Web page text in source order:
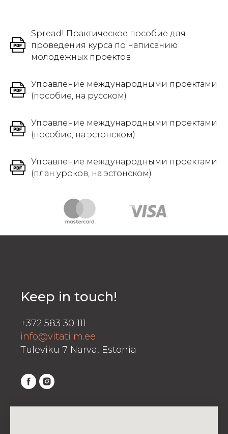
Spread! Практическое пособие для
проведения курса по написанию
молодежных проектов
Управление международными проектами
(пособие, на русском)
Управление международными проектами
(пособие, на эстонском)
Управление международными проектами
(план уроков, на эстонском)
Keep in touch!
+372 583 30 111
info@vitatiim.ee
Tuleviku 7 Narva, Estonia